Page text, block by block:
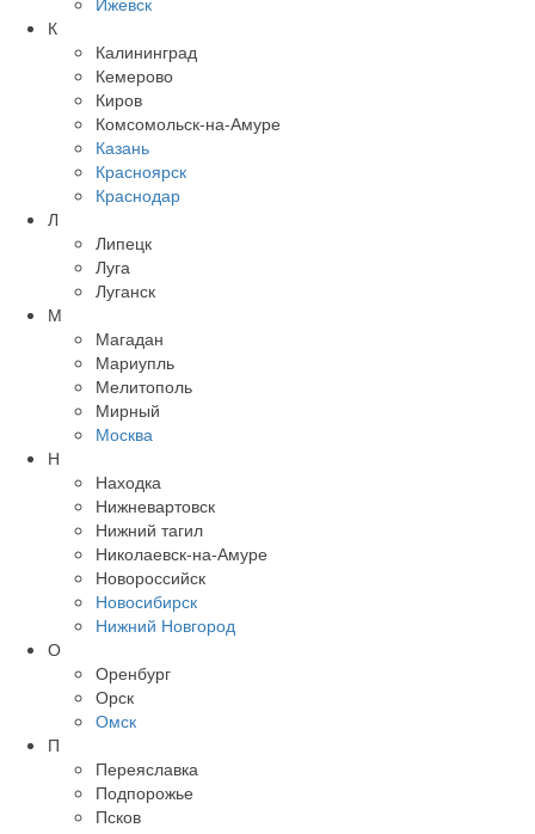
К
Калининград
Кемерово
Киров
Комсомольск-на-Амуре
Казань
Красноярск
Краснодар
Л
Липецк
Луга
Луганск
М
Магадан
Мариупль
Мелитополь
Мирный
Москва
Н
Находка
Нижневартовск
Нижний тагил
Николаевск-на-Амуре
Новороссийск
Новосибирск
Нижний Новгород
О
Оренбург
Орск
Омск
П
Переяславка
Подпорожье
Псков